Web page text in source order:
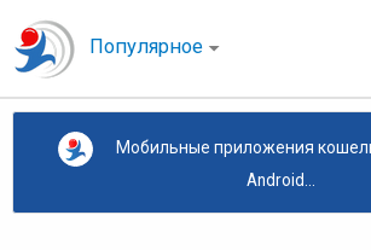
Популярное
Мобильные приложения
Android...